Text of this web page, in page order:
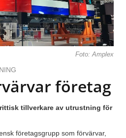
Foto: Amplex
företag
tillverkare av utrustning för
företagsgrupp som förvärvar,